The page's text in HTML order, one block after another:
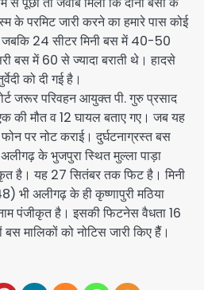
के परमिट जारी करने का हमारे पास कोई
जबकि 24 सीटर मिनी बस में 40-50
बस में 60 से ज्यादा बराती थे। हादसे
को दी गई है।
जरूर परिवहन आयुक्त पी. गुरु प्रसाद
की मौत व 12 घायल बताए गए। जब यह
पर नोट कराई। दुर्घटनाग्रस्त बस
के भुजपुरा स्थित मुल्ला पाड़ा
है। यह 27 सितंबर तक फिट है। मिनी
अलीगढ़ के ही कृष्णापुरी मठिया
पंजीकृत है। इसकी फिटनेस वैधता 16
मालिकों को नोटिस जारी किए हैैं।